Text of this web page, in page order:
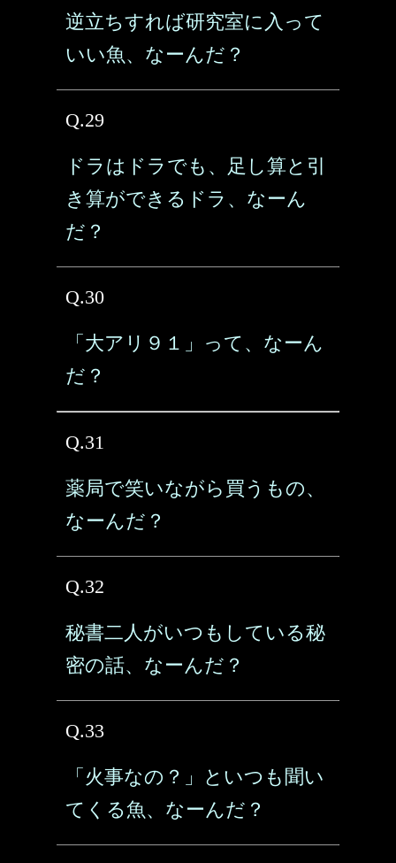
逆立ちすれば研究室に入って
いい魚、なーんだ？
Q.29
ドラはドラでも、足し算と引
き算ができるドラ、なーん
だ？
Q.30
「大アリ９１」って、なーん
だ？
Q.31
薬局で笑いながら買うもの、
なーんだ？
Q.32
秘書二人がいつもしている秘
密の話、なーんだ？
Q.33
「火事なの？」といつも聞い
てくる魚、なーんだ？